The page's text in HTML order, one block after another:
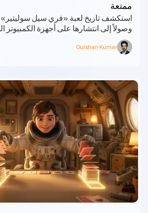
ممتعة
استكشف تاريخ لعبة «فري سيل سوليتير»،
وصولاً إلى انتشارها على أجهزة
كيف أصبحت هذه اللعبة الكلاسيكية
جميع أنحاء العالم.
Gulshan Kumar